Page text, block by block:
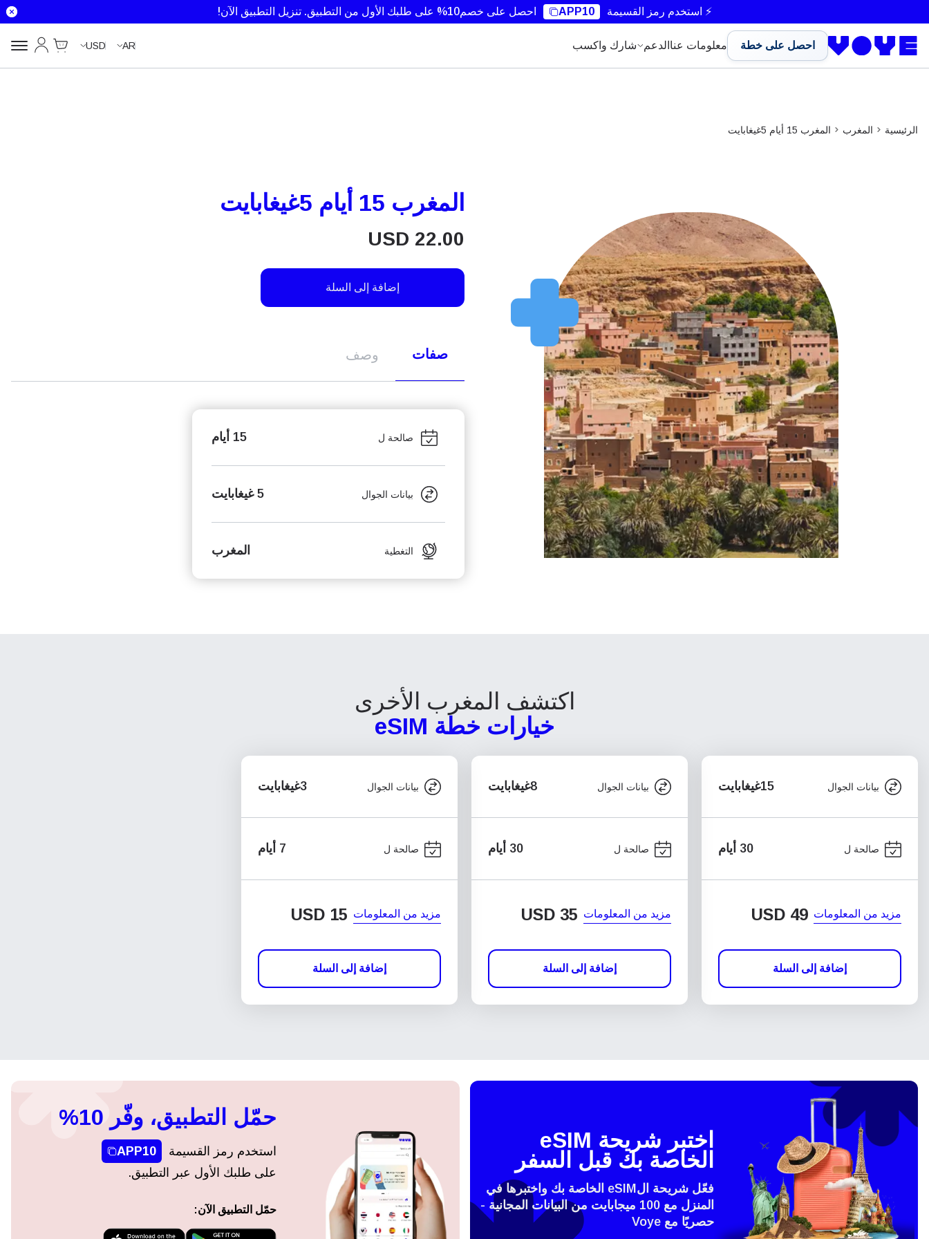
⚡ استخدم رمز القسيمة APP10 احصل على خصم10% على طلبك الأول من التطبيق. تنزيل التطبيق الآن!
احصل على خطة معلومات عنا الدعم شارك واكسب AR
USD
Cart
حسابي
الرئيسية المغرب المغرب 15 أيام 5غيغابايت
المغرب 15 أيام 5غيغابايت
USD 22.00
إضافة إلى السلة
صفات وصف
صالحة ل 15 أيام
بيانات الجوال 5 غيغابايت
التغطية المغرب
اكتشف المغرب الأخرى
خيارات خطة eSIM
بيانات الجوال 15غيغابايت
صالحة ل 30 أيام
مزيد من المعلومات USD 49
إضافة إلى السلة
بيانات الجوال 8غيغابايت
صالحة ل 30 أيام
مزيد من المعلومات USD 35
إضافة إلى السلة
بيانات الجوال 3غيغابايت
صالحة ل 7 أيام
مزيد من المعلومات USD 15
إضافة إلى السلة
إغلاق النافذة
اختبر شريحة eSIM
الخاصة بك قبل السفر
فعّل شريحة الeSIM الخاصة بك واختبرها في
المنزل مع 100 ميجابايت من البيانات المجانية -
حصريًا مع Voye
حمّل التطبيق، وفّر 10%
استخدم رمز القسيمة
APP10
على طلبك الأول عبر التطبيق.
حمّل التطبيق الآن:
تسجيل الدخول أو إنشاء حساب